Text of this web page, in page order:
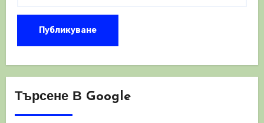
Търсене В Google